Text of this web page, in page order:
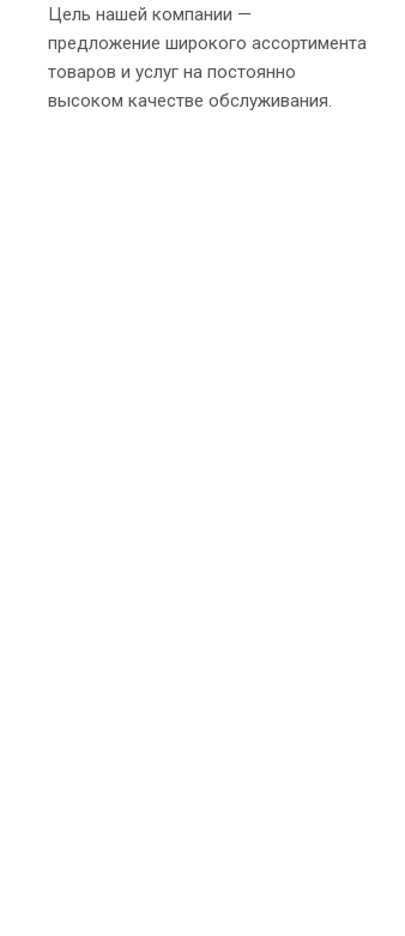
Цель нашей компании —
предложение широкого ассортимента
товаров и услуг на постоянно
высоком качестве обслуживания.